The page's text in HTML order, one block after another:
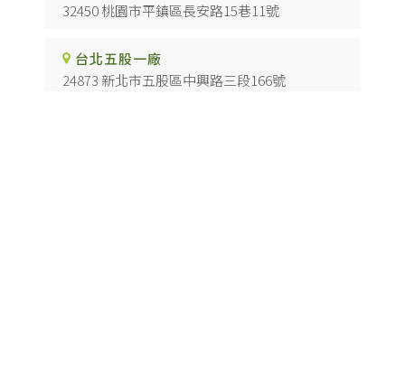
32450 桃園市平鎮區長安路15巷11號
台北五股一廠
24873 新北市五股區中興路三段166號